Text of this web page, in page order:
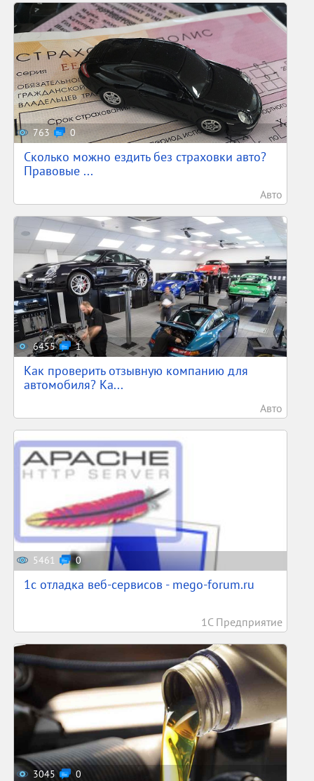
763 0
Сколько можно ездить без страховки авто?
Правовые ...
Авто
6455 1
Как проверить отзывную компанию для
автомобиля? Ка...
Авто
5461 0
1c отладка веб-сервисов - mego-forum.ru
1С Предприятие
3045 0